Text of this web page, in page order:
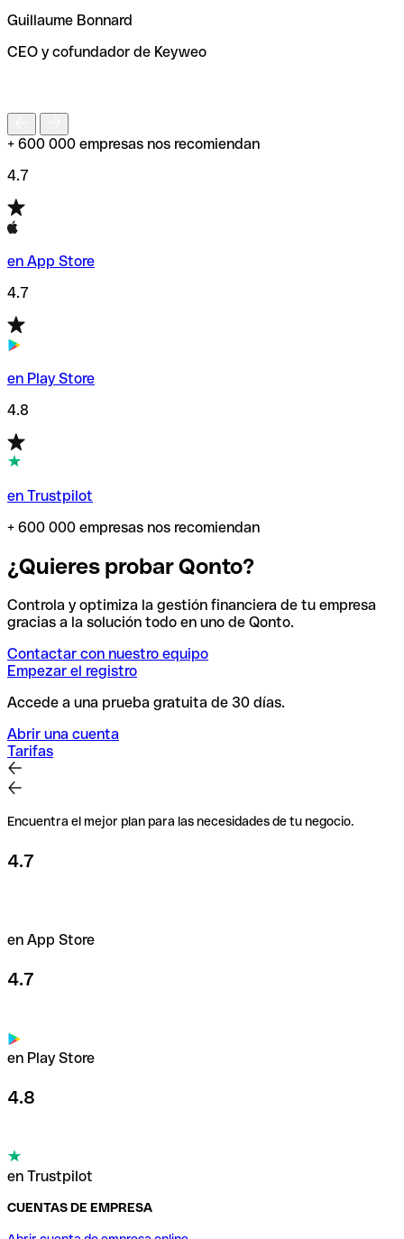
de enviar tu transferencia.
Guillaume Bonnard
CEO y cofundador de Keyweo
+ 600 000 empresas nos recomiendan
4.7
en App Store
4.7
en Play Store
4.8
en Trustpilot
+ 600 000 empresas nos recomiendan
¿Quieres probar Qonto?
Controla y optimiza la gestión financiera de tu empresa
gracias a la solución todo en uno de Qonto.
Contactar con nuestro equipo
Empezar el registro
Accede a una prueba gratuita de 30 días.
Abrir una cuenta
Tarifas
Encuentra el mejor plan para las necesidades de tu negocio.
4.7
en App Store
4.7
en Play Store
4.8
en Trustpilot
CUENTAS DE EMPRESA